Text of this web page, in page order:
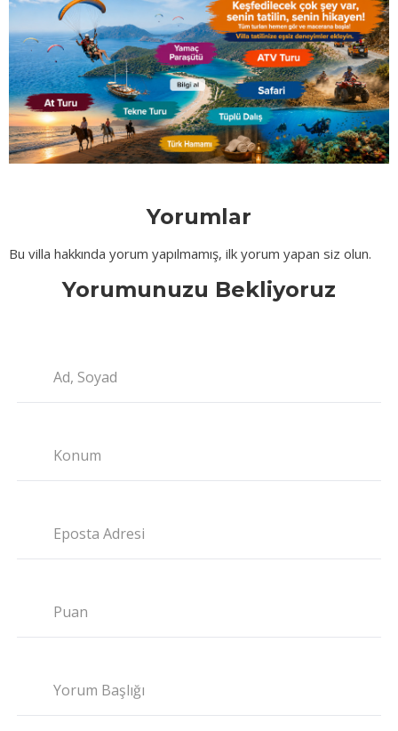
Yorumlar
Bu villa hakkında yorum yapılmamış, ilk yorum yapan siz olun.
Yorumunuzu Bekliyoruz
Ad, Soyad
Konum
Eposta Adresi
Puan
Yorum Başlığı